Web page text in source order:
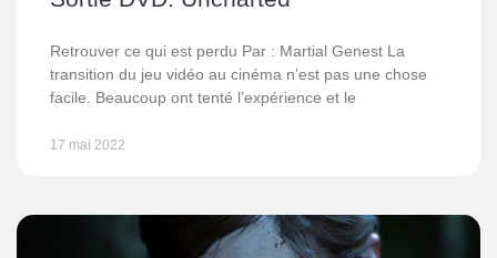
Retrouver ce qui est perdu Par : Martial Genest La
transition du jeu vidéo au cinéma n’est pas une chose
facile. Beaucoup ont tenté l’expérience et le
17 mai 2022